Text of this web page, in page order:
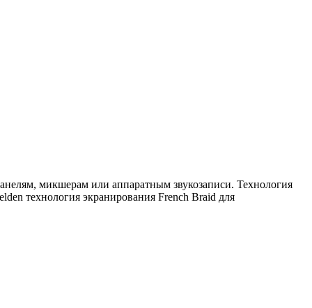
микшерам или аппаратным звукозаписи. Технология
технология экранирования French Braid для